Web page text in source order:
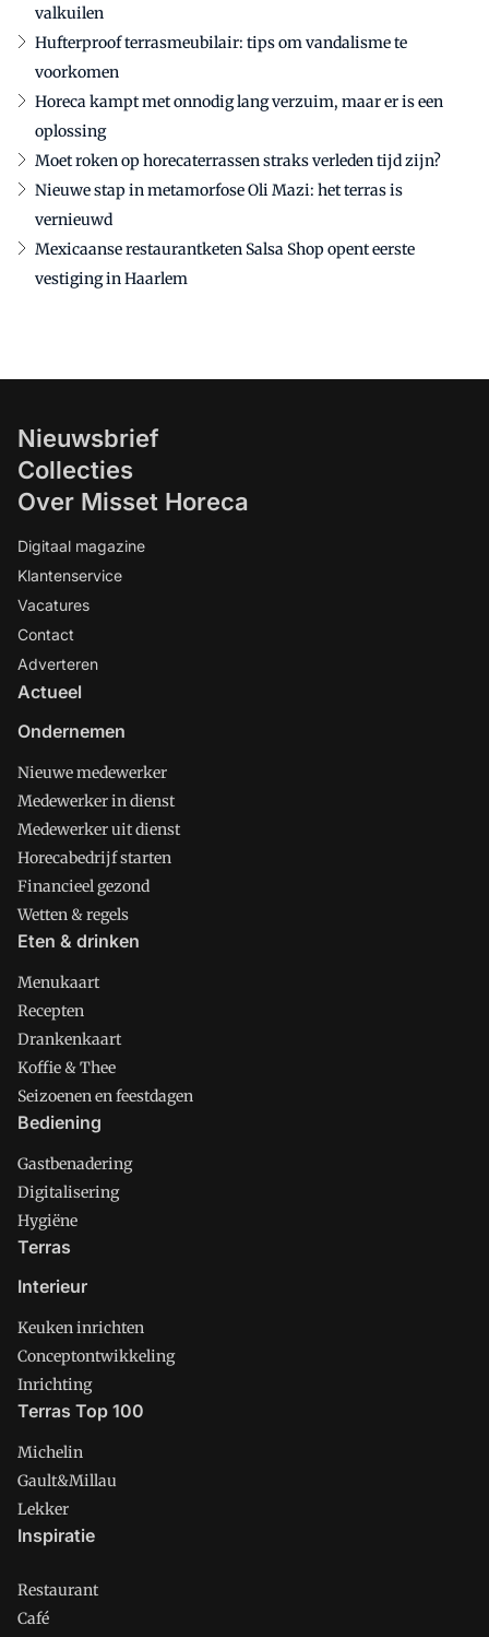
valkuilen
Hufterproof terrasmeubilair: tips om vandalisme te
voorkomen
Horeca kampt met onnodig lang verzuim, maar er is een
oplossing
Moet roken op horecaterrassen straks verleden tijd zijn?
Nieuwe stap in metamorfose Oli Mazi: het terras is
vernieuwd
Mexicaanse restaurantketen Salsa Shop opent eerste
vestiging in Haarlem
Nieuwsbrief
Collecties
Over Misset Horeca
Digitaal magazine
Klantenservice
Vacatures
Contact
Adverteren
Actueel
Ondernemen
Nieuwe medewerker
Medewerker in dienst
Medewerker uit dienst
Horecabedrijf starten
Financieel gezond
Wetten & regels
Eten & drinken
Menukaart
Recepten
Drankenkaart
Koffie & Thee
Seizoenen en feestdagen
Bediening
Gastbenadering
Digitalisering
Hygiëne
Terras
Interieur
Keuken inrichten
Conceptontwikkeling
Inrichting
Terras Top 100
Michelin
Gault&Millau
Lekker
Inspiratie
Restaurant
Café